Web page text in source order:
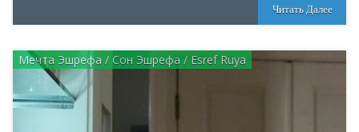
Читать Далее
Мечта Эшрефа / Сон Эшрефа / Esref Ruya